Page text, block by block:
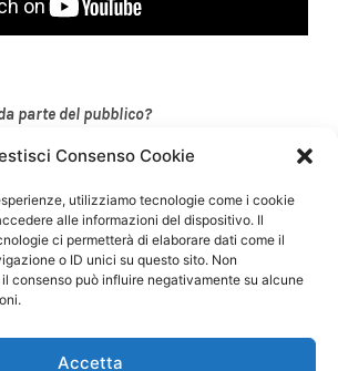
Consenso Cookie
utilizziamo tecnologie come i cookie
alle informazioni del dispositivo. Il
ci permetterà di elaborare dati come il
o ID unici su questo sito. Non
consenso può influire negativamente su alcune
Accetta
parte del pubblico?
tra i pochi, per il momento, ad
strada. Il mercato delle
sempre, è abbastanza resistente al
in particolare a Barcellona, per il
notato grande curiosità. Perché,
che spesso è in stallo, un
notati il nostro compito è dimostrare
È successo già molte volte in